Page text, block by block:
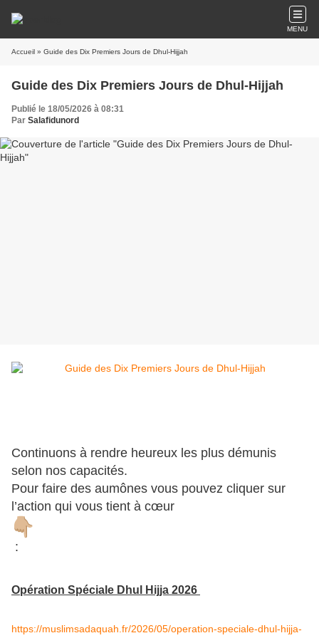
MENU
Accueil » Guide des Dix Premiers Jours de Dhul-Hijjah
Guide des Dix Premiers Jours de Dhul-Hijjah
Publié le 18/05/2026 à 08:31
Par Salafidunord
Continuons à rendre heureux les plus démunis
selon nos capacités.
Pour faire des aumônes vous pouvez cliquer sur
l’action qui vous tient à cœur
:
Opération Spéciale Dhul Hijja 2026
https://muslimsadaquah.fr/2026/05/operation-speciale-dhul-hijja-